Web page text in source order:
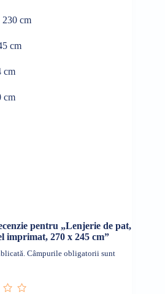
230 cm
cm
cm
cm
pentru „Lenjerie de pat,
imprimat, 270 x 245 cm”
Câmpurile obligatorii sunt